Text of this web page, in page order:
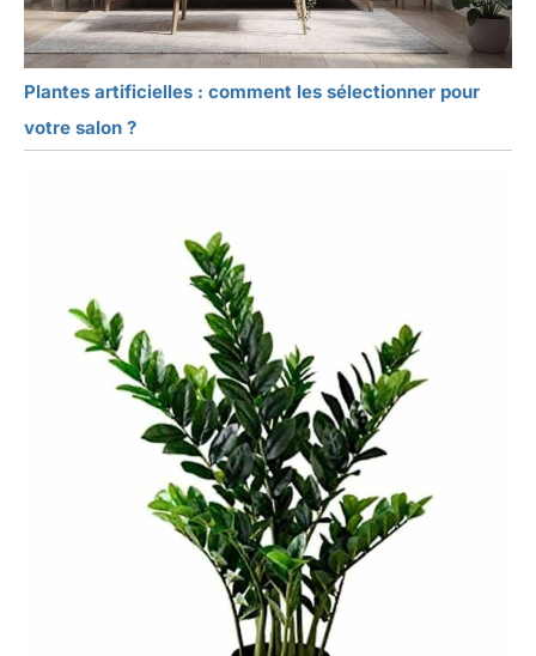
Plantes artificielles : comment les sélectionner pour
votre salon ?